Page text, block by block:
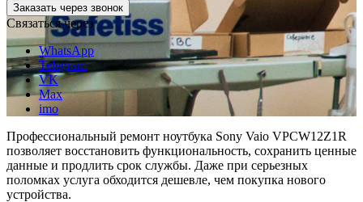
Заказать через звонок
Связаться через
WhatsApp
Telegram
VK
Max
imo
Профессиональный ремонт ноутбука Sony Vaio VPCW12Z1R
позволяет восстановить функциональность, сохранить ценные
данные и продлить срок службы. Даже при серьезных
поломках услуга обходится дешевле, чем покупка нового
устройства.